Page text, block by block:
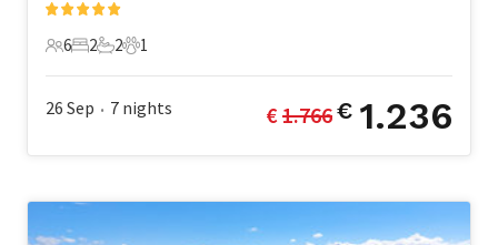
6 Gäste
6
2 Schlafzimmer
2
2 Badezimmer
2
1 Haustier
1
26 Sep • 7 nights € 1.766€ 1.236